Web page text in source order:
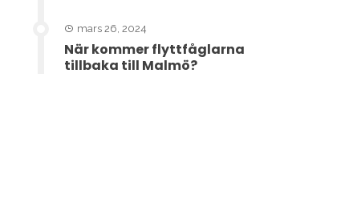
mars 26, 2024
När kommer flyttfåglarna
tillbaka till Malmö?